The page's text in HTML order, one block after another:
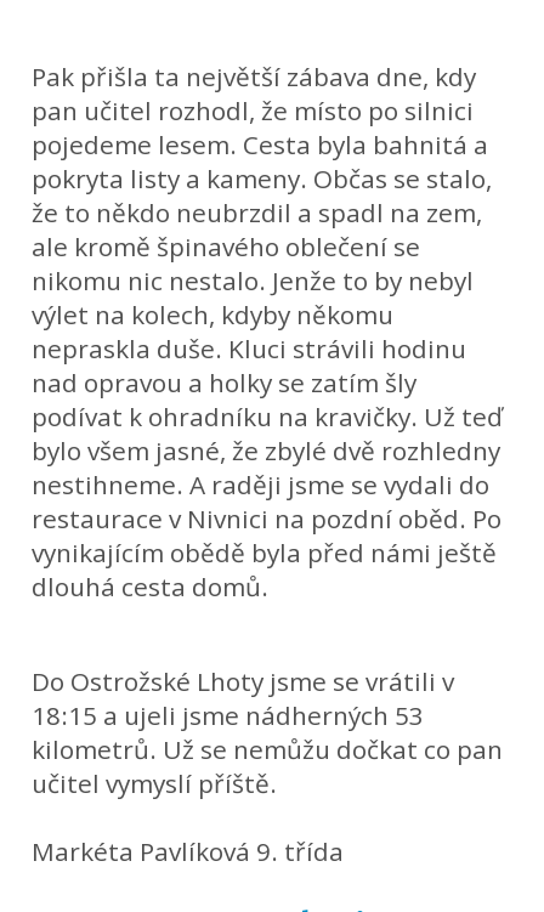
Pak přišla ta největší zábava dne, kdy
pan učitel rozhodl, že místo po silnici
pojedeme lesem. Cesta byla bahnitá a
pokryta listy a kameny. Občas se stalo,
že to někdo neubrzdil a spadl na zem,
ale kromě špinavého oblečení se
nikomu nic nestalo. Jenže to by nebyl
výlet na kolech, kdyby někomu
nepraskla duše. Kluci strávili hodinu
nad opravou a holky se zatím šly
podívat k ohradníku na kravičky. Už teď
bylo všem jasné, že zbylé dvě rozhledny
nestihneme. A raději jsme se vydali do
restaurace v Nivnici na pozdní oběd. Po
vynikajícím obědě byla před námi ještě
dlouhá cesta domů.
Do Ostrožské Lhoty jsme se vrátili v
18:15 a ujeli jsme nádherných 53
kilometrů. Už se nemůžu dočkat co pan
učitel vymyslí příště.
Markéta Pavlíková 9. třída